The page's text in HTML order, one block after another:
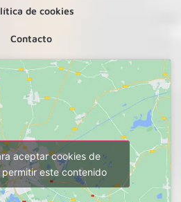
de cookies
Contacto
aceptar cookies de
este contenido